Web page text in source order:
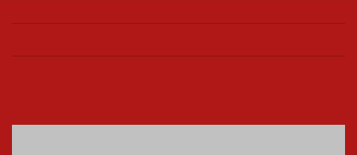
das novas tecnologias em